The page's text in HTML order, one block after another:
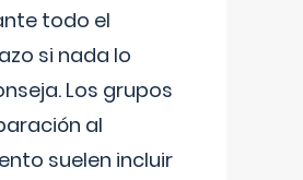
todo el
si nada lo
Los grupos
al
suelen incluir